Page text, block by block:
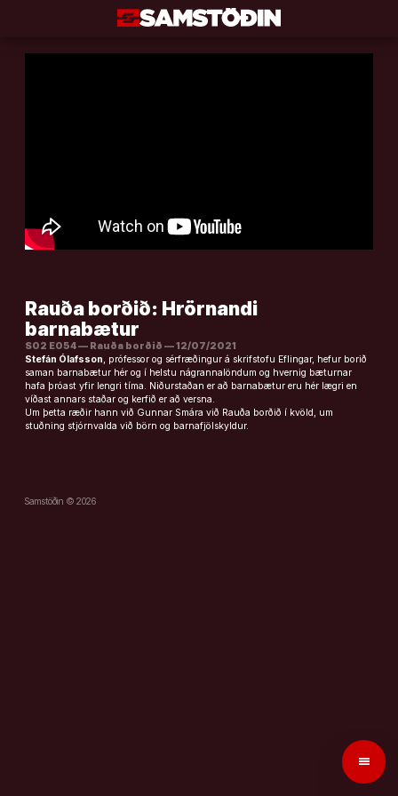
menu
Rauða borðið: Hrörnandi
barnabætur
S02 E054 — Rauða borðið — 12/07/2021
Stefán Ólafsson, prófessor og sérfræðingur á skrifstofu Eflingar, hefur borið
saman barnabætur hér og í helstu nágrannalöndum og hvernig bæturnar
hafa þróast yfir lengri tíma. Niðurstaðan er að barnabætur eru hér lægri en
víðast annars staðar og kerfið er að versna.
Um þetta ræðir hann við Gunnar Smára við Rauða borðið í kvöld, um
stuðning stjórnvalda við börn og barnafjölskyldur.
Samstöðin © 2026